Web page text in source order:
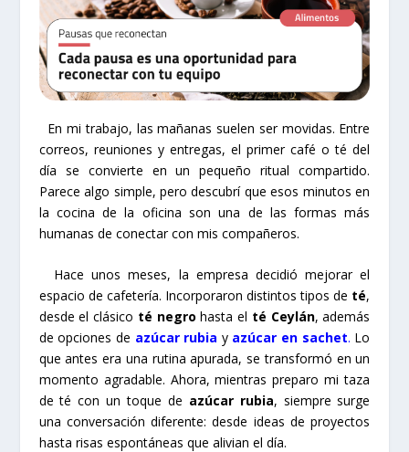
En mi trabajo, las mañanas suelen ser movidas. Entre
correos, reuniones y entregas, el primer café o té del
día se convierte en un pequeño ritual compartido.
Parece algo simple, pero descubrí que esos minutos en
la cocina de la oficina son una de las formas más
humanas de conectar con mis compañeros.
Hace unos meses, la empresa decidió mejorar el
espacio de cafetería. Incorporaron distintos tipos de té,
desde el clásico té negro hasta el té Ceylán, además
de opciones de azúcar rubia y azúcar en sachet. Lo
que antes era una rutina apurada, se transformó en un
momento agradable. Ahora, mientras preparo mi taza
de té con un toque de azúcar rubia, siempre surge
una conversación diferente: desde ideas de proyectos
hasta risas espontáneas que alivian el día.